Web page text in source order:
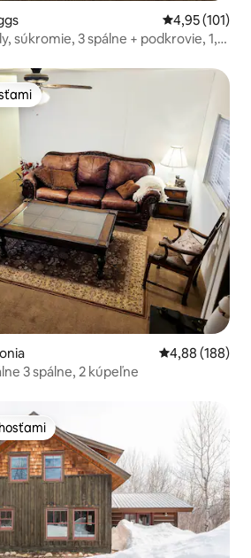
Priemerné
4,95 (101)
súkromie, 3 spálne + podkrovie, 1,5
Priemerné
4,88 (188)
3 spálne, 2 kúpeľne
hosťami